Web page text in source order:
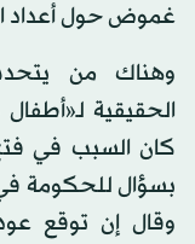
غموض حول أعداد
وهناك من
الحقيقية
كان السبب في
بسؤال للحكومة في